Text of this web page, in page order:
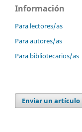
Información
Para lectores/as
Para autores/as
Para bibliotecarios/as
Enviar un artículo